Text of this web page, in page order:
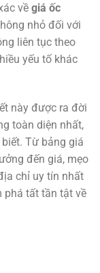
về giá ốc
nhỏ đối với
liên tục theo
yếu tố khác
này được ra đời
toàn diện nhất,
Từ bảng giá
đến giá, mẹo
chỉ uy tín nhất
phá tất tần tật về